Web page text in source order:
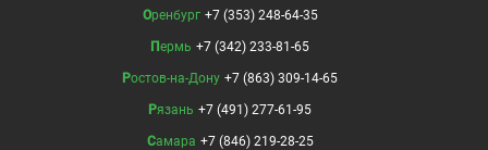
Оренбург +7 (353) 248-64-35
Пермь +7 (342) 233-81-65
Ростов-на-Дону +7 (863) 309-14-65
Рязань +7 (491) 277-61-95
Самара +7 (846) 219-28-25